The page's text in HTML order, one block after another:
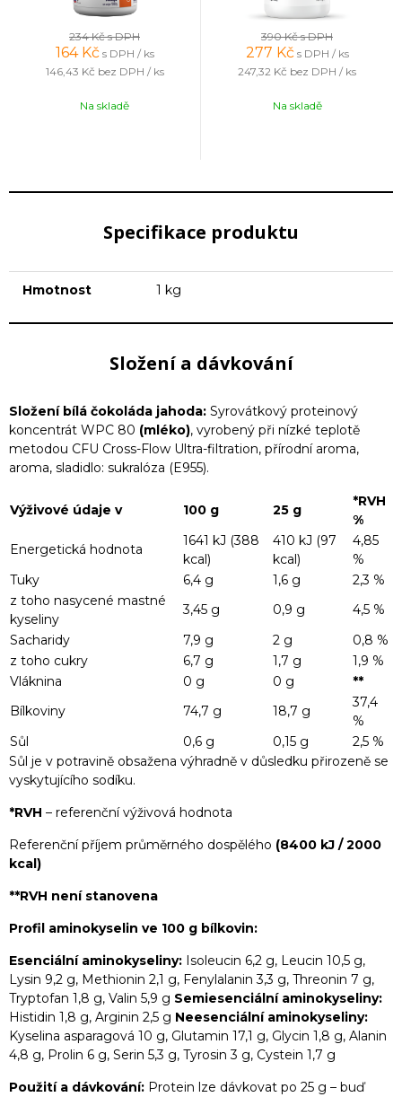
234 Kčs DPH
164 Kč s DPH / ks
146,43 Kč bez DPH / ks
Na skladě
390 Kčs DPH
277 Kč s DPH / ks
247,32 Kč bez DPH / ks
Na skladě
Specifikace produktu
Hmotnost 1 kg
Složení a dávkování
Složení bílá čokoláda jahoda: Syrovátkový proteinový
koncentrát WPC 80 (mléko), vyrobený při nízké teplotě
metodou CFU Cross-Flow Ultra-filtration, přírodní aroma,
aroma, sladidlo: sukralóza (E955).
Výživové údaje v 100 g 25 g
*RVH
%
Energetická hodnota
1641 kJ (388
kcal)
410 kJ (97
kcal)
4,85
%
Tuky
6,4 g 1,6 g
2,3 %
z toho nasycené mastné
kyseliny
3,45 g 0,9 g
4,5 %
Sacharidy
7,9 g 2 g
0,8 %
z toho cukry
6,7 g 1,7 g
1,9 %
Vláknina
0 g 0 g
**
Bílkoviny
74,7 g 18,7 g
37,4
%
Sůl
0,6 g 0,15 g
2,5 %
Sůl je v potravině obsažena výhradně v důsledku přirozeně se
vyskytujícího sodíku.
*RVH – referenční výživová hodnota
Referenční příjem průměrného dospělého (8400 kJ / 2000
kcal)
**RVH není stanovena
Profil aminokyselin ve 100 g bílkovin:
Esenciální aminokyseliny: Isoleucin 6,2 g, Leucin 10,5 g,
Lysin 9,2 g, Methionin 2,1 g, Fenylalanin 3,3 g, Threonin 7 g,
Tryptofan 1,8 g, Valin 5,9 g Semiesenciální aminokyseliny:
Histidin 1,8 g, Arginin 2,5 g Neesenciální aminokyseliny:
Kyselina asparagová 10 g, Glutamin 17,1 g, Glycin 1,8 g, Alanin
4,8 g, Prolin 6 g, Serin 5,3 g, Tyrosin 3 g, Cystein 1,7 g
Použití a dávkování: Protein lze dávkovat po 25 g – buď